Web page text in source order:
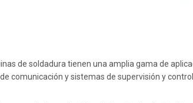
de soldadura tienen una amplia gama de
comunicación y sistemas de supervisión y